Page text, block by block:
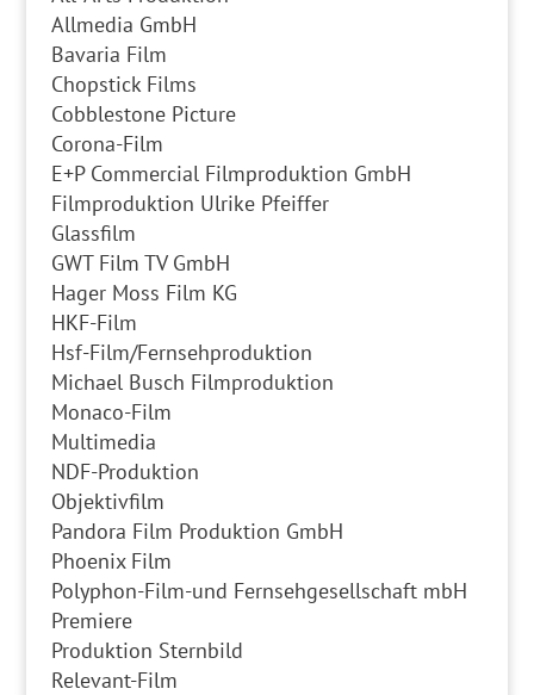
Allmedia GmbH
Bavaria Film
Chopstick Films
Cobblestone Picture
Corona-Film
E+P Commercial Filmproduktion GmbH
Filmproduktion Ulrike Pfeiffer
Glassfilm
GWT Film TV GmbH
Hager Moss Film KG
HKF-Film
Hsf-Film/Fernsehproduktion
Michael Busch Filmproduktion
Monaco-Film
Multimedia
NDF-Produktion
Objektivfilm
Pandora Film Produktion GmbH
Phoenix Film
Polyphon-Film-und Fernsehgesellschaft mbH
Premiere
Produktion Sternbild
Relevant-Film